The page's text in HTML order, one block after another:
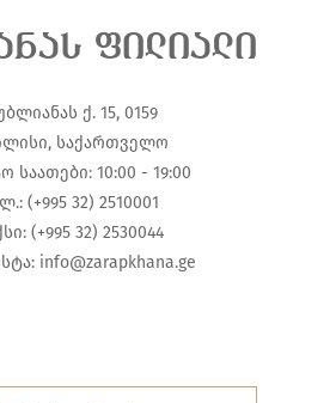
ფილიალი
ქ. 15, 0159
საქართველო
საათები: 10:00 - 19:00
(+995 32) 2510001
(+995 32) 2530044
info@zarapkhana.ge